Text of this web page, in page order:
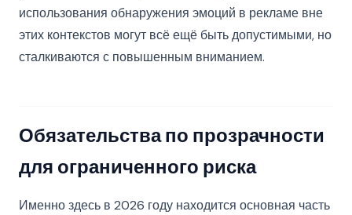
использования обнаружения эмоций в рекламе вне
этих контекстов могут всё ещё быть допустимыми, но
сталкиваются с повышенным вниманием.
Обязательства по прозрачности
для ограниченного риска
Именно здесь в 2026 году находится основная часть